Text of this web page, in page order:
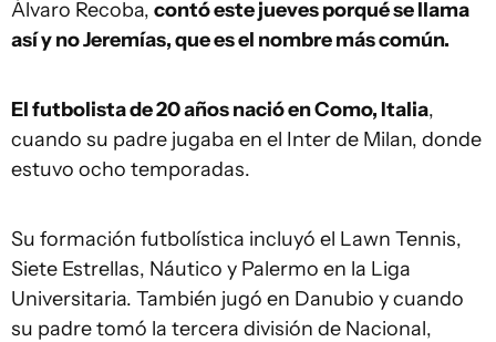
Álvaro Recoba, contó este jueves porqué se llama
así y no Jeremías, que es el nombre más común.
El futbolista de 20 años nació en Como, Italia,
cuando su padre jugaba en el Inter de Milan, donde
estuvo ocho temporadas.
Su formación futbolística incluyó el Lawn Tennis,
Siete Estrellas, Náutico y Palermo en la Liga
Universitaria. También jugó en Danubio y cuando
su padre tomó la tercera división de Nacional,